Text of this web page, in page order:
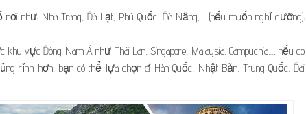
như: Nha Trang, Đà Lạt, Phú Quốc, Đà Nẵng,… (nếu muốn nghỉ dưỡng);
vực Đông Nam Á như Thái Lan, Singapore, Malaysia, Campuchia,… nếu có
rỉnh hơn, bạn có thể lựa chọn đi Hàn Quốc, Nhật Bản, Trung Quốc, Đài